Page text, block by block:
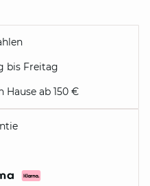
bis Freitag
Hause ab 150 €